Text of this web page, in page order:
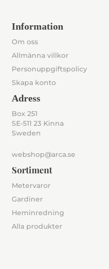
Information
Om oss
Allmänna villkor
Personuppgiftspolicy
Skapa konto
Adress
Box 251
SE-511 23 Kinna
Sweden
webshop@arca.se
Sortiment
Metervaror
Gardiner
Heminredning
Alla produkter